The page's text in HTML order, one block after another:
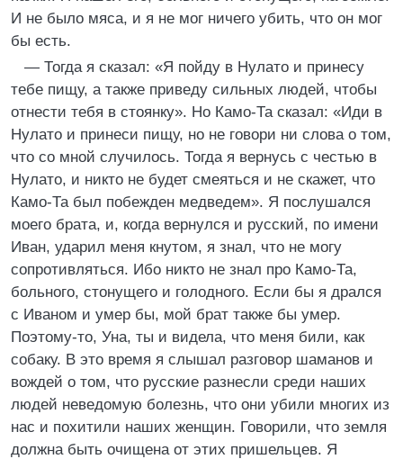
И не было мяса, и я не мог ничего убить, что он мог
бы есть.
— Тогда я сказал: «Я пойду в Нулато и принесу
тебе пищу, а также приведу сильных людей, чтобы
отнести тебя в стоянку». Но Камо-Та сказал: «Иди в
Нулато и принеси пищу, но не говори ни слова о том,
что со мной случилось. Тогда я вернусь с честью в
Нулато, и никто не будет смеяться и не скажет, что
Камо-Та был побежден медведем». Я послушался
моего брата, и, когда вернулся и русский, по имени
Иван, ударил меня кнутом, я знал, что не могу
сопротивляться. Ибо никто не знал про Камо-Та,
больного, стонущего и голодного. Если бы я дрался
с Иваном и умер бы, мой брат также бы умер.
Поэтому-то, Уна, ты и видела, что меня били, как
собаку. В это время я слышал разговор шаманов и
вождей о том, что русские разнесли среди наших
людей неведомую болезнь, что они убили многих из
нас и похитили наших женщин. Говорили, что земля
должна быть очищена от этих пришельцев. Я